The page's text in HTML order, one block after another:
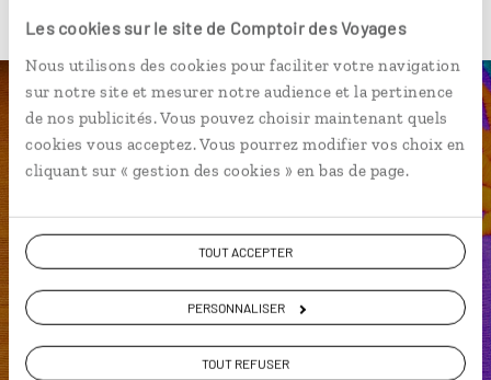
Les cookies sur le site de Comptoir des Voyages
Nous utilisons des cookies pour faciliter votre navigation
sur notre site et mesurer notre audience et la pertinence
de nos publicités. Vous pouvez choisir maintenant quels
cookies vous acceptez. Vous pourrez modifier vos choix en
cliquant sur « gestion des cookies » en bas de page.
TOUT ACCEPTER
PERSONNALISER
TOUT REFUSER
Une envie de voyage
particulière ?
Agua Azul Campeche Canyon de Sumidero
Amérique centrale Cancun